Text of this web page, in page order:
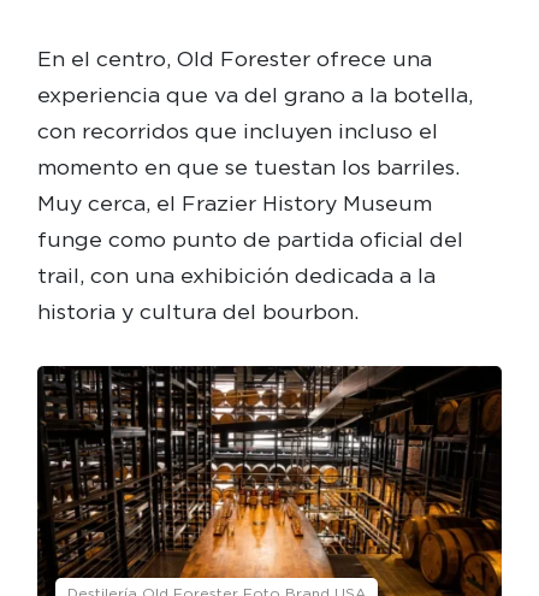
En el centro, Old Forester ofrece una
experiencia que va del grano a la botella,
con recorridos que incluyen incluso el
momento en que se tuestan los barriles.
Muy cerca, el Frazier History Museum
funge como punto de partida oficial del
trail, con una exhibición dedicada a la
historia y cultura del bourbon.